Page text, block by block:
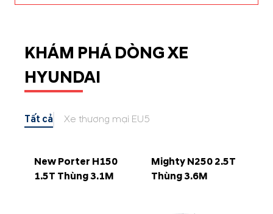
KHÁM PHÁ DÒNG XE
HYUNDAI
Tất cả Xe thương mại EU5
New Porter H150
1.5T Thùng 3.1M
Mighty N250 2.5T
Thùng 3.6M